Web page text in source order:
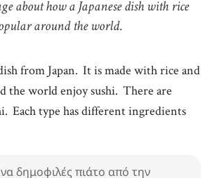
/
about how a Japanese dish with rice
around the world.
from Japan. It is made with rice and
the world enjoy sushi. There are
Each type has different ingredients
δημοφιλές πιάτο από την